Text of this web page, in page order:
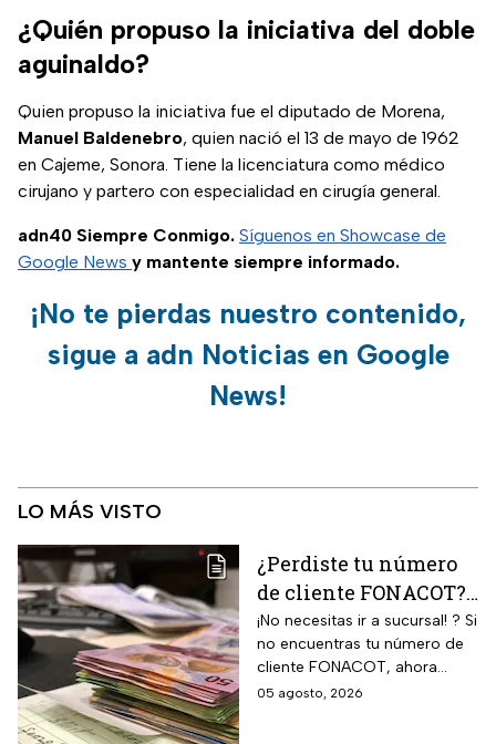
¿Quién propuso la iniciativa del doble
aguinaldo?
Quien propuso la iniciativa fue el diputado de Morena,
Manuel Baldenebro, quien nació el 13 de mayo de 1962
en Cajeme, Sonora. Tiene la licenciatura como médico
cirujano y partero con especialidad en cirugía general.
adn40 Siempre Conmigo. Síguenos en Showcase de
Google News y mantente siempre informado.
¡No te pierdas nuestro contenido,
sigue a adn Noticias en Google
News!
LO MÁS VISTO
¿Perdiste tu número
de cliente FONACOT?
Así puedes
recuperarlo y
consultar tu crédito
2026
¡No necesitas ir a sucursal! ? Si
no encuentras tu número de
cliente FONACOT, ahora
puedes recuperarlo y
05 agosto, 2026